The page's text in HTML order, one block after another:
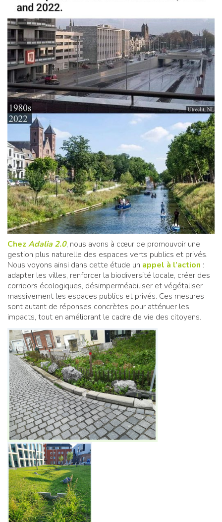
ChezAdalia 2.0, nous avons à cœur de promouvoir une
gestion plus naturelle des espaces verts publics et privés.
Nous voyons ainsi dans cette étude un appel à l’action :
adapter les villes, renforcer la biodiversité locale, créer des
corridors écologiques, désimperméabiliser et végétaliser
massivement les espaces publics et privés. Ces mesures
sont autant de réponses concrètes pour atténuer les
impacts, tout en améliorant le cadre de vie des citoyens.